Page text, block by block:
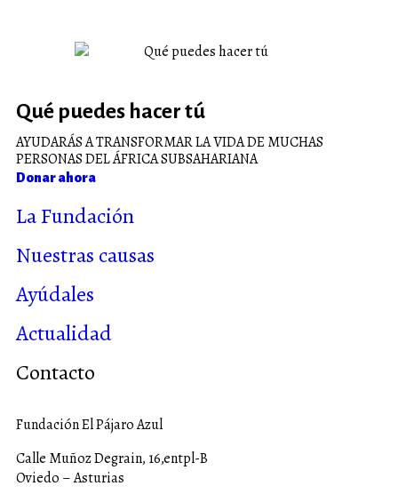
Qué puedes hacer tú
AYUDARÁS A TRANSFORMAR LA VIDA DE MUCHAS
PERSONAS DEL ÁFRICA SUBSAHARIANA
Donar ahora
La Fundación
Nuestras causas
Ayúdales
Actualidad
Contacto
Fundación El Pájaro Azul
Calle Muñoz Degrain, 16,entpl-B
Oviedo – Asturias